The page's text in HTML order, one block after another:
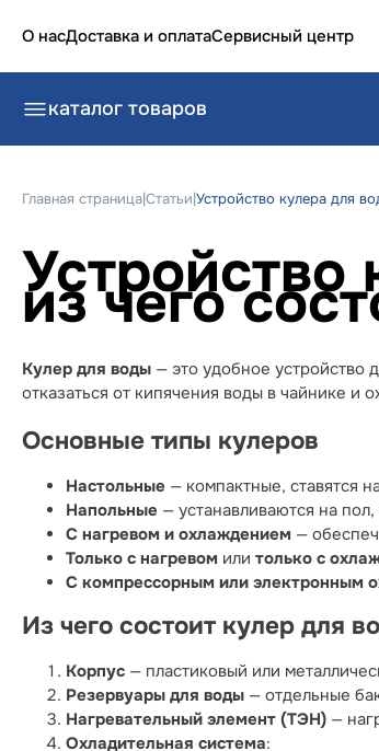
О насДоставка и оплатаСервисный центр
каталог товаров
Главная страница|Статьи|Устройство кулера для
Устройство
из чего
Кулер для воды — это удобное устройство
отказаться от кипячения воды в чайнике
Основные типы кулеров
Настольные — компактные, ставятся
Напольные — устанавливаются на
С нагревом и охлаждением —
Только с нагревом или только с
С компрессорным или электронным
Из чего состоит кулер для
Корпус — пластиковый или
Резервуары для воды — отдельные
Нагревательный элемент (ТЭН) —
Охладительная система: